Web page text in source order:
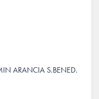
ARANCIA S.BENED.